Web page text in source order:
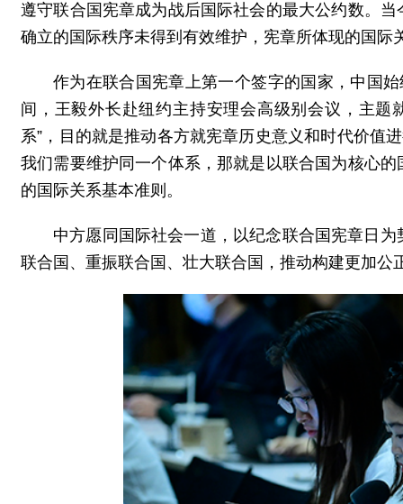
遵守联合国宪章成为战后国际社会的最大公约数。
确立的国际秩序未得到有效维护，宪章所体现的国际
作为在联合国宪章上第一个签字的国家，中国
间，王毅外长赴纽约主持安理会高级别会议，主
系”，目的就是推动各方就宪章历史意义和时代价值
我们需要维护同一个体系，那就是以联合国为核心
的国际关系基本准则。
中方愿同国际社会一道，以纪念联合国宪章日
联合国、重振联合国、壮大联合国，推动构建更加公